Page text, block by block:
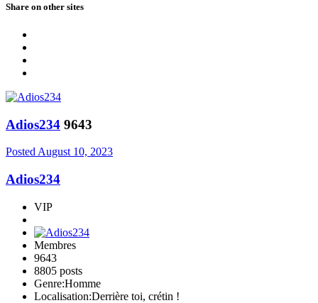
Share on other sites
Adios234 9643
PostedAugust 10, 2023
Adios234
VIP
Membres
9643
8805 posts
Genre:Homme
Localisation:Derrière toi, crétin !